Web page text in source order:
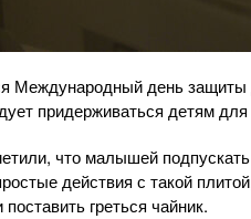
Международный день
придерживаться детям
что малышей
действия с такой
греться чайник.